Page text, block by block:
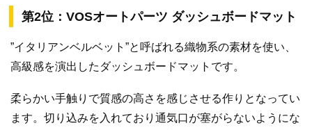
第2位：VOSオートパーツ ダッシュボードマット
”イタリアンベルベット”と呼ばれる織物系の素材を使い、
高級感を演出したダッシュボードマットです。
柔らかい手触りで質感の高さを感じさせる作りとなってい
ます。切り込みを入れており通気口が塞がらないようにな